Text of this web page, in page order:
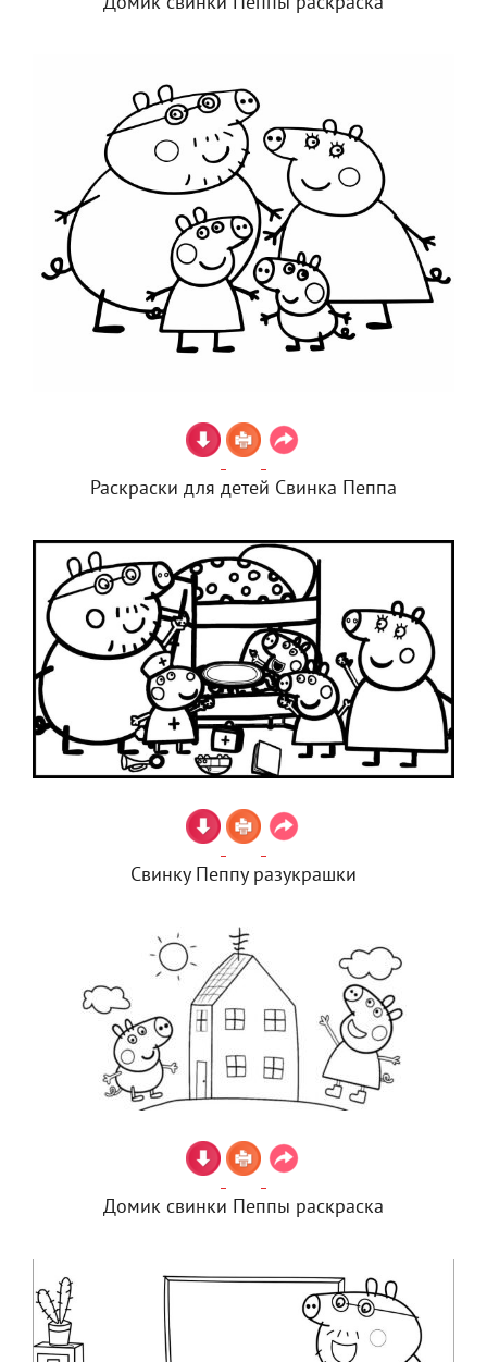
Раскраски для детей Свинка Пеппа
Свинку Пеппу разукрашки
Домик свинки Пеппы раскраска